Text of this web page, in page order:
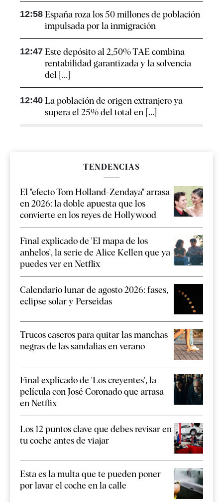
12:58 España roza los 50 millones de población
impulsada por la inmigración
12:47 Este depósito al 2,50% TAE combina
rentabilidad garantizada y la solvencia
del [...]
12:40 La población de origen extranjero ya
supera el 25% del total en [...]
TENDENCIAS
El "efecto Tom Holland-Zendaya" arrasa
en 2026: la doble apuesta que los
convierte en los reyes de Hollywood
Final explicado de 'El mapa de los
anhelos', la serie de Alice Kellen que ya
puedes ver en Netflix
Calendario lunar de agosto 2026: fases,
eclipse solar y Perseidas
Trucos caseros para quitar las manchas
negras de las sandalias en verano
Final explicado de 'Los creyentes', la
película con José Coronado que arrasa
en Netflix
Los 12 puntos clave que debes revisar en
tu coche antes de viajar
Esta es la multa que te pueden poner
por lavar el coche en la calle